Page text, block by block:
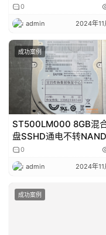
0
admin 2024年11
成功案例
ST500LM000 8GB混
盘SSHD通电不转
修复
0
admin 2024年11
成功案例